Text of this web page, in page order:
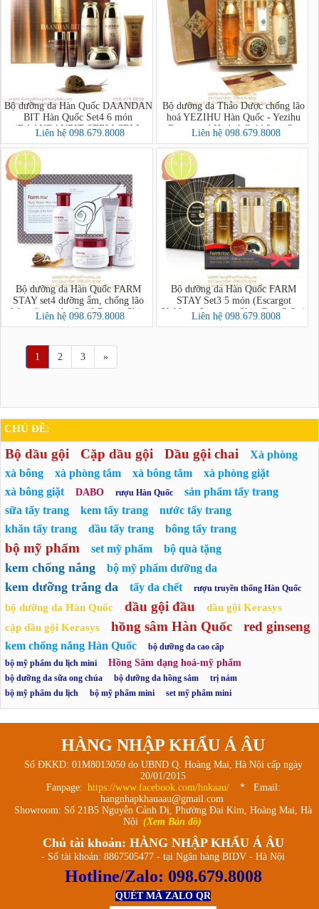
Bộ dưỡng da Hàn Quốc DAANDAN
BIT Hàn Quốc Set4 6 món
(DAANDANBIT STEM CELL
PREMIUM SNAIL 4SET)
Liên hệ 098.679.8008
Bộ dưỡng da Thảo Dược chống lão
hoá YEZIHU Hàn Quốc - Yezihu
Fermented Herbal Gold 3pcs Set
Liên hệ 098.679.8008
Bộ dưỡng da Hàn Quốc FARM
STAY set4 dưỡng ẩm, chống lão
hóa, tái tạo da (Snail Repair Skin
Care 4 Set)
Liên hệ 098.679.8008
Bộ dưỡng da Hàn Quốc FARM
STAY Set3 5 món (Escargot
Noblesse Intensive Skin Care 3 Set)
Liên hệ 098.679.8008
1 2 3 »
CHỦ ĐỀ:
Bộ dầu gội Cặp dầu gội Dầu gội chai
Xà phòng
xà bông
xà phòng tắm xà bông tắm
xà phòng giặt
xà bông giặt
DABO rượu Hàn Quốc
sản phẩm tẩy trang
sữa tẩy trang
kem tẩy trang
nước tẩy trang
khăn tẩy trang
dầu tẩy trang bông tẩy trang
bộ mỹ phẩm set mỹ phẩm bộ quà tặng
kem chống nắng bộ mỹ phẩm dưỡng da
kem dưỡng trắng da tẩy da chết rượu truyền thống Hàn Quốc
bộ dưỡng da Hàn Quốc dầu gội đầu
dầu gội Kerasys
cặp dầu gội Kerasys
hồng sâm Hàn Quốc red ginseng
kem chống nắng Hàn Quốc
bộ dưỡng da cao cấp
bộ mỹ phẩm du lịch mini
Hồng Sâm dạng hoá-mỹ phẩm
bộ dưỡng da sữa ong chúa bộ dưỡng da hồng sâm
trị nám
bộ mỹ phẩm du lịch
bộ mỹ phẩm mini set mỹ phẩm mini
HÀNG NHẬP KHẨU Á ÂU
Số ĐKKD: 01M8013050 do UBND Q. Hoàng Mai, Hà Nội cấp ngày
20/01/2015
Fanpage: https://www.facebook.com/hnkaau/
* Email:
hangnhapkhauaau@gmail.com
Showroom: Số 21B5 Nguyễn Cảnh Dị, Phường Đại Kim, Hoàng Mai, Hà
Nội (Xem Bản đồ)
Chủ tài khoản: HÀNG NHẬP KHẨU Á ÂU
- Số tài khoản: 8867505477 - tại Ngân hàng BIDV - Hà Nội
Hotline/Zalo: 098.679.8008
QUÉT MÃ ZALO QR